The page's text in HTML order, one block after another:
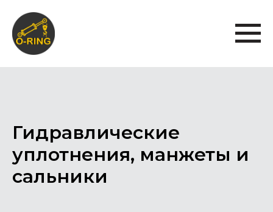
Гидравлические
уплотнения, манжеты и
сальники